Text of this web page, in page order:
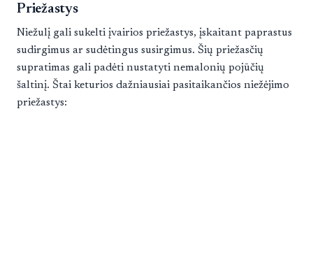
Priežastys
Niežulį gali sukelti įvairios priežastys, įskaitant paprastus
sudirgimus ar sudėtingus susirgimus. Šių priežasčių
supratimas gali padėti nustatyti nemalonių pojūčių
šaltinį. Štai keturios dažniausiai pasitaikančios niežėjimo
priežastys: